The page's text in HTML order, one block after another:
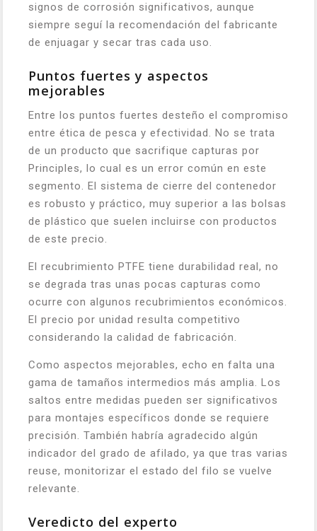
signos de corrosión significativos, aunque
siempre seguí la recomendación del fabricante
de enjuagar y secar tras cada uso.
Puntos fuertes y aspectos
mejorables
Entre los puntos fuertes desteño el compromiso
entre ética de pesca y efectividad. No se trata
de un producto que sacrifique capturas por
Principles, lo cual es un error común en este
segmento. El sistema de cierre del contenedor
es robusto y práctico, muy superior a las bolsas
de plástico que suelen incluirse con productos
de este precio.
El recubrimiento PTFE tiene durabilidad real, no
se degrada tras unas pocas capturas como
ocurre con algunos recubrimientos económicos.
El precio por unidad resulta competitivo
considerando la calidad de fabricación.
Como aspectos mejorables, echo en falta una
gama de tamaños intermedios más amplia. Los
saltos entre medidas pueden ser significativos
para montajes específicos donde se requiere
precisión. También habría agradecido algún
indicador del grado de afilado, ya que tras varias
reuse, monitorizar el estado del filo se vuelve
relevante.
Veredicto del experto